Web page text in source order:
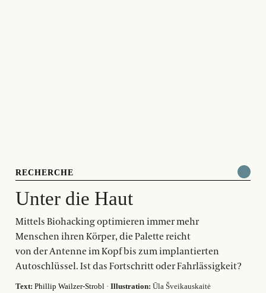
RECHERCHE
Unter die Haut
Mittels Biohacking optimieren immer mehr
Menschen ihren Körper, die Palette reicht
von der Antenne im Kopf bis zum implantierten
Autoschlüssel. Ist das Fortschritt oder Fahrlässigkeit?
Text: Phillip Wailzer-Strobl · Illustration: Ūla Šveikauskaitė